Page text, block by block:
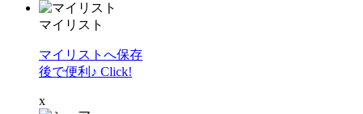
マイリスト
マイリストへ保存
後で便利♪ Click!
x